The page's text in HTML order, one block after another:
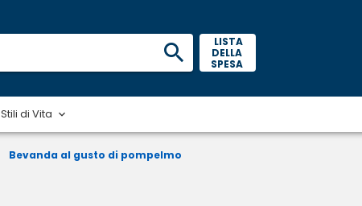
LISTA
DELLA
SPESA
Stili di Vita
Bevanda al gusto di pompelmo